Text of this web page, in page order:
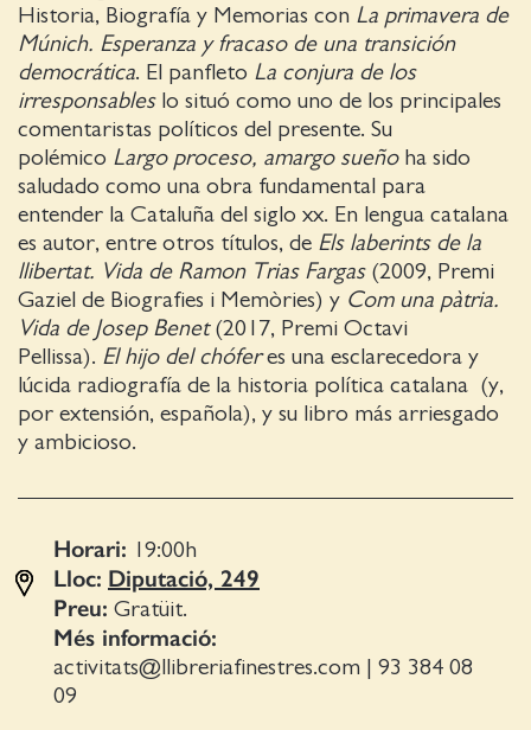
Historia, Biografía y Memorias con La primavera de
Múnich. Esperanza y fracaso de una transición
democrática. El panfleto La conjura de los
irresponsableslo situó como uno de los principales
comentaristas políticos del presente. Su
polémico Largo proceso, amargo sueñoha sido
saludado como una obra fundamental para
entender la Cataluña del siglo xx. En lengua catalana
es autor, entre otros títulos, de Els laberints de la
llibertat. Vida de Ramon Trias Fargas(2009, Premi
Gaziel de Biografies i Memòries) y Com una pàtria.
Vida de Josep Benet(2017, Premi Octavi
Pellissa). El hijo del chóferes una esclarecedora y
lúcida radiografía de la historia política catalana (y,
por extensión, española), y su libro más arriesgado
y ambicioso.
Horari: 19:00h
Lloc: Diputació, 249
Preu: Gratüit.
Més informació:
activitats@llibreriafinestres.com | 93 384 08
09